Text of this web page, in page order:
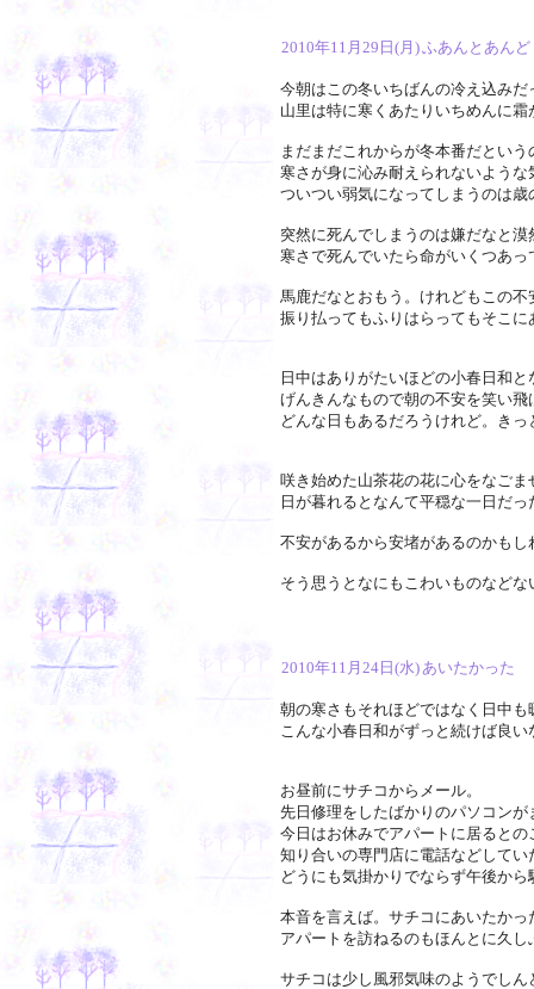
2010年11月29日(月)ふあんとあんど
今朝はこの冬いちばんの冷え込みだ
山里は特に寒くあたりいちめんに霜
まだまだこれからが冬本番だという
寒さが身に沁み耐えられないような
ついつい弱気になってしまうのは
突然に死んでしまうのは嫌だなと漠
寒さで死んでいたら命がいくつあ
馬鹿だなとおもう。けれどもこの
振り払ってもふりはらってもそこ
日中はありがたいほどの小春日和と
げんきんなもので朝の不安を笑い
どんな日もあるだろうけれど。き
咲き始めた山茶花の花に心をなご
日が暮れるとなんて平穏な一日だ
不安があるから安堵があるのかもし
そう思うとなにもこわいものなど
2010年11月24日(水)あいたかった
朝の寒さもそれほどではなく日中も
こんな小春日和がずっと続けば良い
お昼前にサチコからメール。
先日修理をしたばかりのパソコン
今日はお休みでアパートに居るとの
知り合いの専門店に電話などしてい
どうにも気掛かりでならず午後か
本音を言えば。サチコにあいたかっ
アパートを訪ねるのもほんとに久し
サチコは少し風邪気味のようでしん